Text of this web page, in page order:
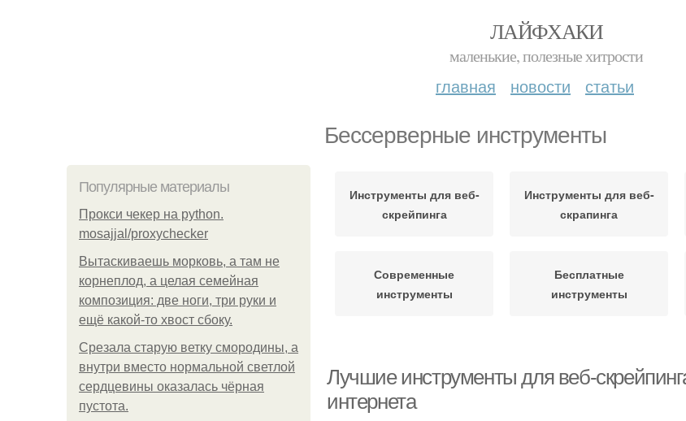
ЛАЙФХАКИ
маленькие, полезные хитрости
главная новости статьи
Бессерверные инструменты
Популярные материалы
Прокси чекер на python.
mosajjal/proxychecker
Вытаскиваешь морковь, а там не
корнеплод, а целая семейная
композиция: две ноги, три руки и
ещё какой-то хвост сбоку.
Срезала старую ветку смородины, а
внутри вместо нормальной светлой
сердцевины оказалась чёрная
пустота.
Инструменты для веб-
скрейпинга
Инструменты для веб-
скрапинга
Современные
инструменты
Бесплатные
инструменты
Лучшие инструменты для веб-
интернета